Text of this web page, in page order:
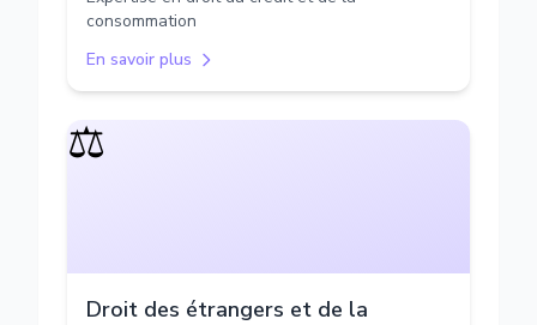
consommation
En savoir plus
⚖️
Droit des étrangers et de la